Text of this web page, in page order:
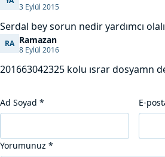
Yazar3 Eylül 2015
Serdal bey sorun nedir yardımcı
RARamazan
Ramazan
8 Eylül 2016
201663042325 kolu ısrar dosyamn
Ad Soyad * E-
Yorumunuz *